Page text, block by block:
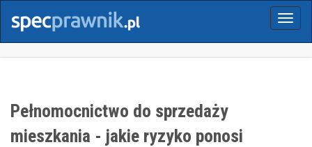
Menu
Pełnomocnictwo do sprzedaży
mieszkania - jakie ryzyko ponosi